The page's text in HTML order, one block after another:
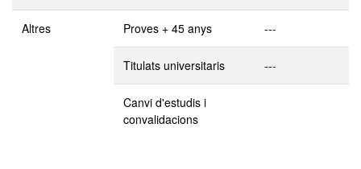
Altres Proves + 45 anys ---
Titulats universitaris ---
Canvi d'estudis i
convalidacions